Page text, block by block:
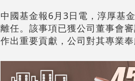
中國基金報6月3日電，淳厚基
離任。該事項已獲公司董事會
作出重要貢獻，公司對其專業